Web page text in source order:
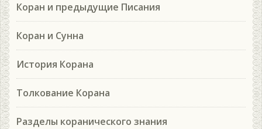
Коран и предыдущие Писания
Коран и Сунна
История Корана
Толкование Корана
Разделы коранического знания